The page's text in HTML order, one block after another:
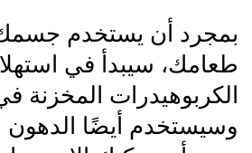
بمجرد أن يستخدم
طعامك، سيبدأ في
الكربوهيدرات
وسيستخدم أيضًا الدهون